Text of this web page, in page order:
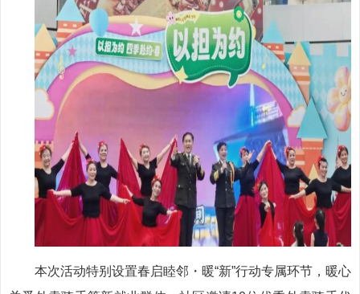
本次活动特别设置春启睦邻・暖“新”行动专属环节，暖心